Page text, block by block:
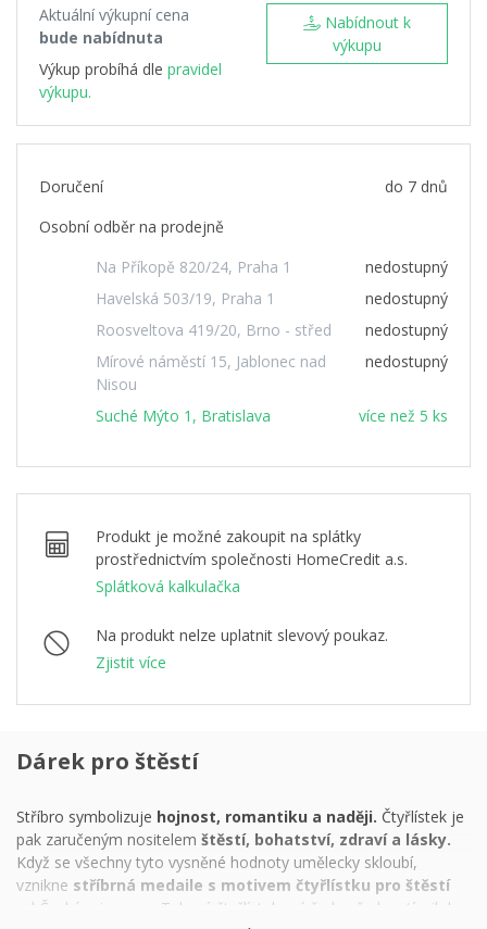
Aktuální výkupní cena
bude nabídnuta
Výkup probíhá dle pravidel
výkupu.
výkupu
Doručení
do 7 dnů
Osobní odběr na prodejně
Na Příkopě 820/24, Praha 1
nedostupný
Havelská 503/19, Praha 1
nedostupný
Roosveltova 419/20, Brno - střed
nedostupný
Mírové náměstí 15, Jablonec nad
Nisou
nedostupný
Suché Mýto 1, Bratislava více než 5 ks
Produkt je možné zakoupit na splátky
prostřednictvím společnosti HomeCredit a.s.
Splátková kalkulačka
Na produkt nelze uplatnit slevový poukaz.
Zjistit více
Dárek pro štěstí
Stříbro symbolizuje hojnost, romantiku a naději. Čtyřlístek je
pak zaručeným nositelem štěstí, bohatství, zdraví a lásky.
Když se všechny tyto vysněné hodnoty umělecky skloubí,
vznikne stříbrná medaile s motivem čtyřlístku pro štěstí
od České mincovny. Takový čtyřlístek má řadu předností: nikdy